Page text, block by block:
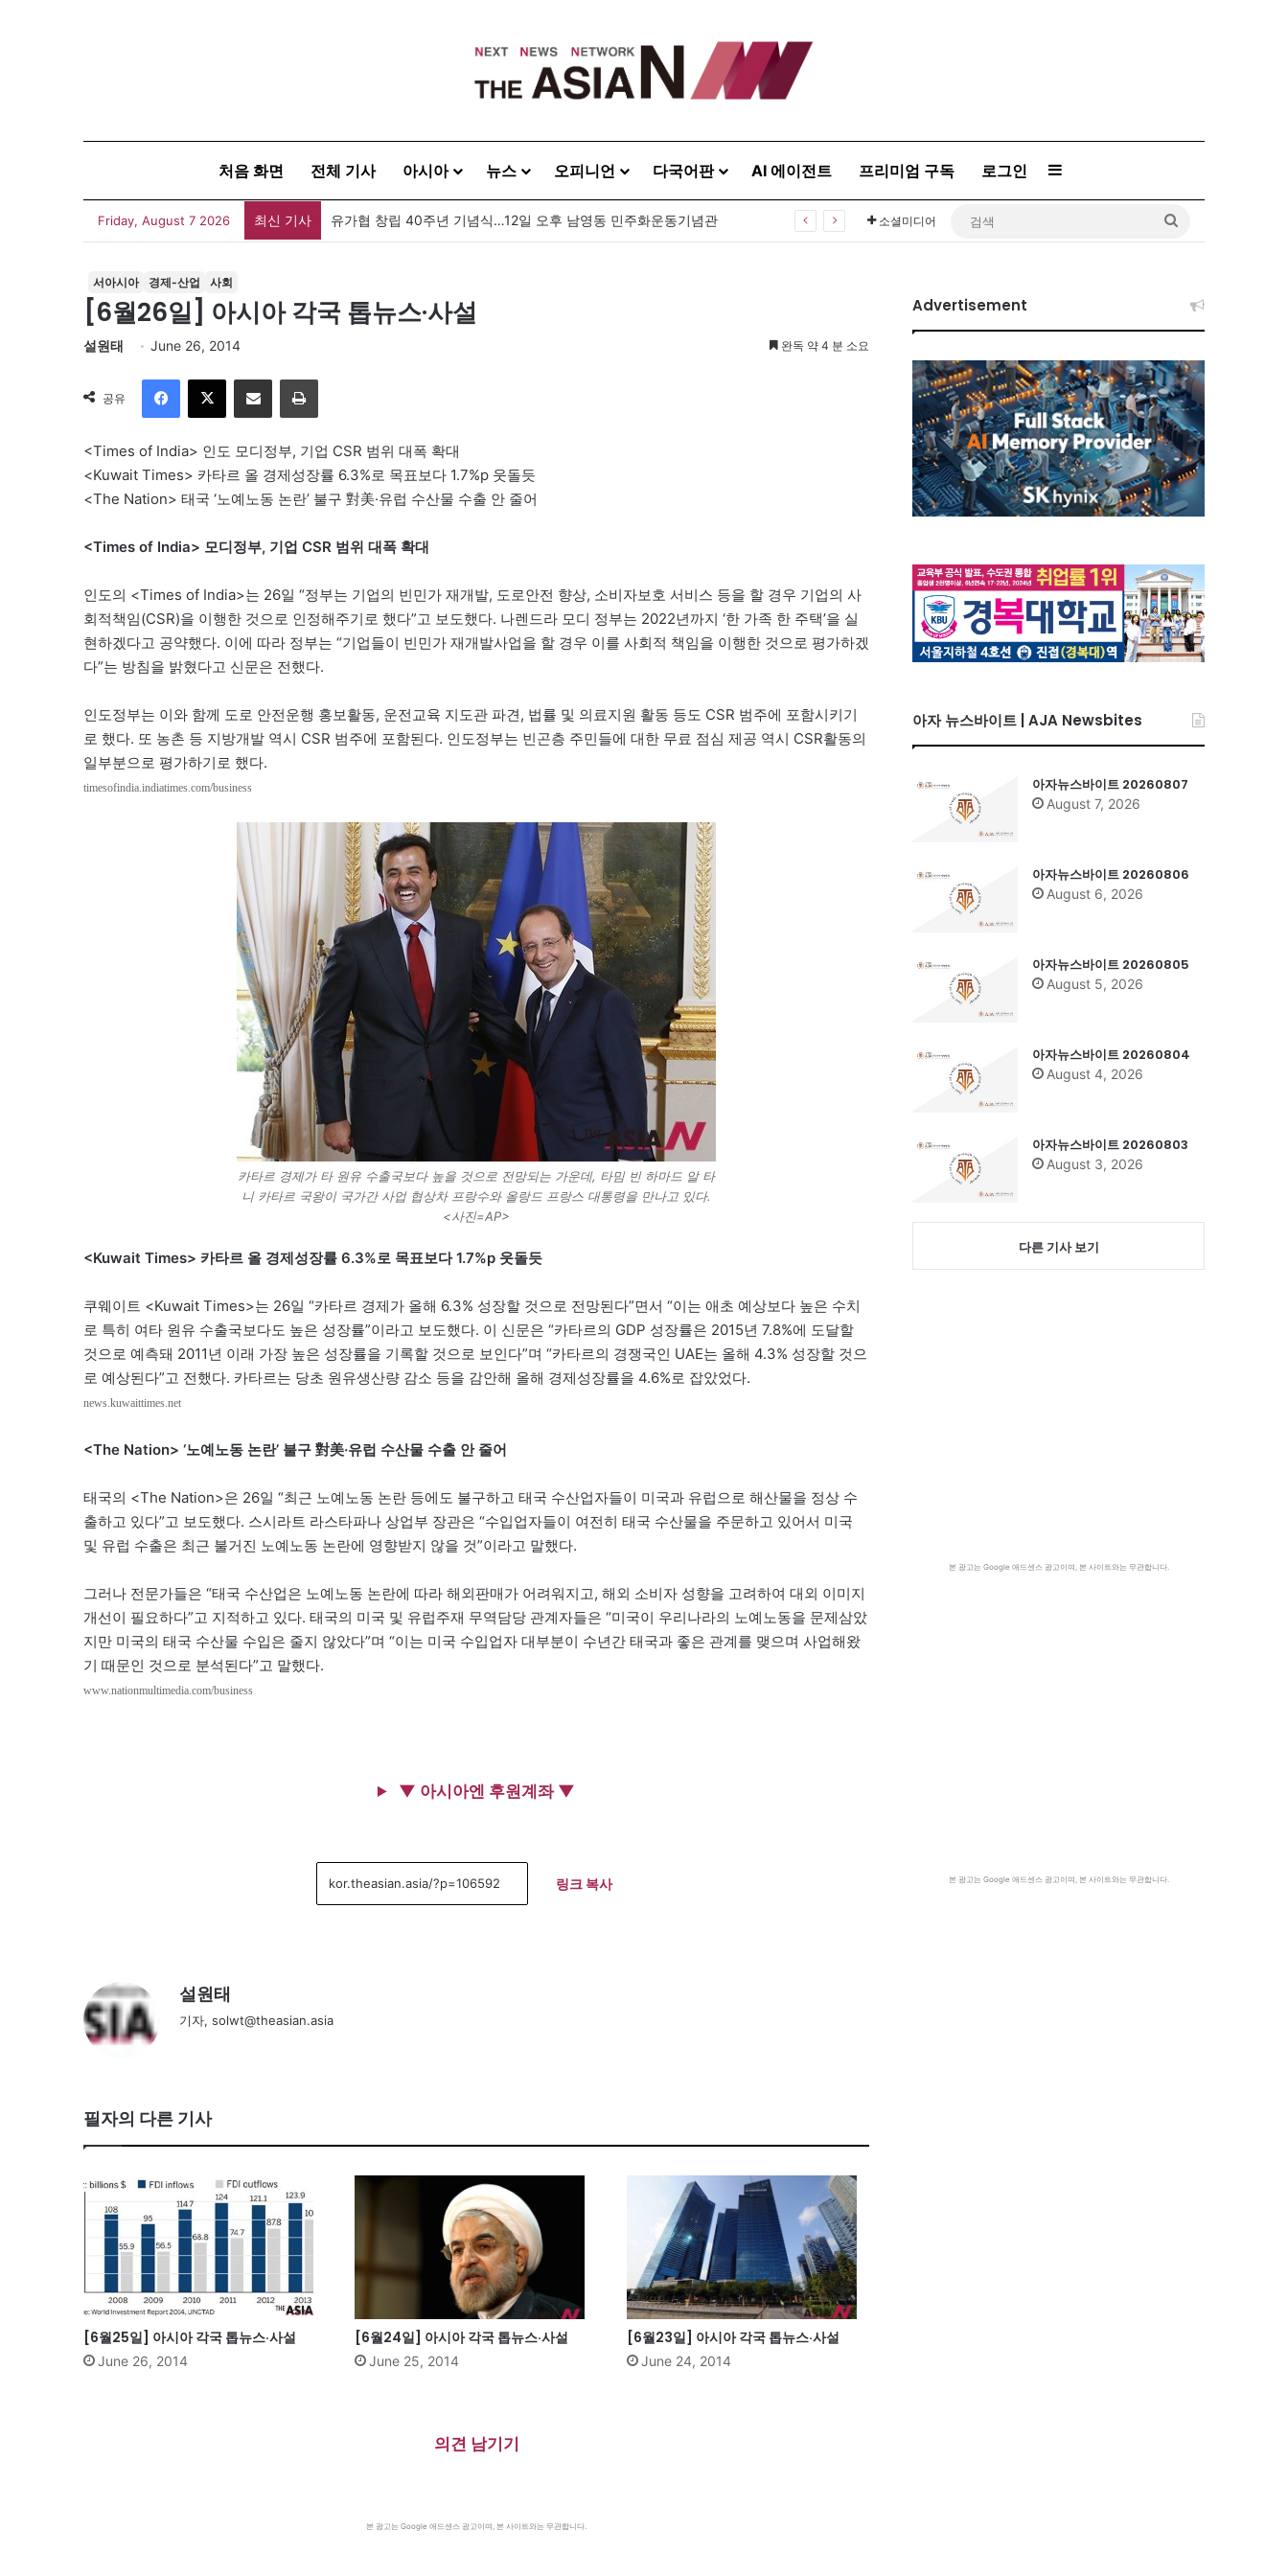
처음 화면 전체 기사 아시아 뉴스 오피니언 다국어판 AI 에이전트 프리미엄 구독 로그인 Sidebar
Friday, August 7 2026 최신 기사 소셜미디어
서아시아 경제-산업 사회
[6월26일] 아시아 각국 톱뉴스·사설
설원태 June 26, 2014 완독 약 4 분 소요
공유
이메일
<Times of India> 인도 모디정부, 기업 CSR 범위 대폭 확대
<Kuwait Times> 카타르 올 경제성장률 6.3%로 목표보다 1.7%p 웃돌듯
<The Nation> 태국 ‘노예노동 논란’ 불구 對美·유럽 수산물 수출 안 줄어
<Times of India> 모디정부, 기업 CSR 범위 대폭 확대
인도의 <Times of India>는 26일 “정부는 기업의 빈민가 재개발, 도로안전 향상, 소비자보호 서비스 등을 할 경우 기업의 사
회적책임(CSR)을 이행한 것으로 인정해주기로 했다”고 보도했다. 나렌드라 모디 정부는 2022년까지 ‘한 가족 한 주택’을 실
현하겠다고 공약했다. 이에 따라 정부는 “기업들이 빈민가 재개발사업을 할 경우 이를 사회적 책임을 이행한 것으로 평가하겠
다”는 방침을 밝혔다고 신문은 전했다.
인도정부는 이와 함께 도로 안전운행 홍보활동, 운전교육 지도관 파견, 법률 및 의료지원 활동 등도 CSR 범주에 포함시키기
로 했다. 또 농촌 등 지방개발 역시 CSR 범주에 포함된다. 인도정부는 빈곤층 주민들에 대한 무료 점심 제공 역시 CSR활동의
일부분으로 평가하기로 했다.
timesofindia.indiatimes.com/business
카타르 경제가 타 원유 수출국보다 높을 것으로 전망되는 가운데, 타밈 빈 하마드 알 타
니 카타르 국왕이 국가간 사업 협상차 프랑수와 올랑드 프랑스 대통령을 만나고 있다.
<사진=AP>
<Kuwait Times> 카타르 올 경제성장률 6.3%로 목표보다 1.7%p 웃돌듯
쿠웨이트 <Kuwait Times>는 26일 “카타르 경제가 올해 6.3% 성장할 것으로 전망된다”면서 “이는 애초 예상보다 높은 수치
로 특히 여타 원유 수출국보다도 높은 성장률”이라고 보도했다. 이 신문은 “카타르의 GDP 성장률은 2015년 7.8%에 도달할
것으로 예측돼 2011년 이래 가장 높은 성장률을 기록할 것으로 보인다”며 “카타르의 경쟁국인 UAE는 올해 4.3% 성장할 것으
로 예상된다”고 전했다. 카타르는 당초 원유생산량 감소 등을 감안해 올해 경제성장률을 4.6%로 잡았었다.
news.kuwaittimes.net
<The Nation> ‘노예노동 논란’ 불구 對美·유럽 수산물 수출 안 줄어
태국의 <The Nation>은 26일 “최근 노예노동 논란 등에도 불구하고 태국 수산업자들이 미국과 유럽으로 해산물을 정상 수
출하고 있다”고 보도했다. 스시라트 라스타파나 상업부 장관은 “수입업자들이 여전히 태국 수산물을 주문하고 있어서 미국
및 유럽 수출은 최근 불거진 노예노동 논란에 영향받지 않을 것”이라고 말했다.
그러나 전문가들은 “태국 수산업은 노예노동 논란에 따라 해외판매가 어려워지고, 해외 소비자 성향을 고려하여 대외 이미지
개선이 필요하다”고 지적하고 있다. 태국의 미국 및 유럽주재 무역담당 관계자들은 “미국이 우리나라의 노예노동을 문제삼았
지만 미국의 태국 수산물 수입은 줄지 않았다”며 “이는 미국 수입업자 대부분이 수년간 태국과 좋은 관계를 맺으며 사업해왔
기 때문인 것으로 분석된다”고 말했다.
www.nationmultimedia.com/business
▼ 아시아엔 후원계좌 ▼
링크 복사
설원태
기자, solwt@theasian.asia
필자의 다른 기사
[6월25일] 아시아 각국 톱뉴스·사설
June 26, 2014
[6월24일] 아시아 각국 톱뉴스·사설
June 25, 2014
[6월23일] 아시아 각국 톱뉴스·사설
June 24, 2014
의견 남기기
본 광고는 Google 애드센스 광고이며, 본 사이트와는 무관합니다.
Advertisement
아자 뉴스바이트 | AJA Newsbites
아자뉴스바이트 20260807
August 7, 2026
아자뉴스바이트 20260806
August 6, 2026
아자뉴스바이트 20260805
August 5, 2026
아자뉴스바이트 20260804
August 4, 2026
아자뉴스바이트 20260803
August 3, 2026
다른 기사 보기
본 광고는 Google 애드센스 광고이며, 본 사이트와는 무관합니다.
본 광고는 Google 애드센스 광고이며, 본 사이트와는 무관합니다.